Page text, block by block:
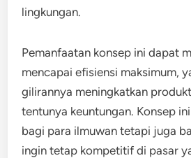
lingkungan.
Pemanfaatan konsep ini dapat
mencapai efisiensi maksimum,
gilirannya meningkatkan
tentunya keuntungan. Konsep
bagi para ilmuwan tetapi juga
ingin tetap kompetitif di pasar